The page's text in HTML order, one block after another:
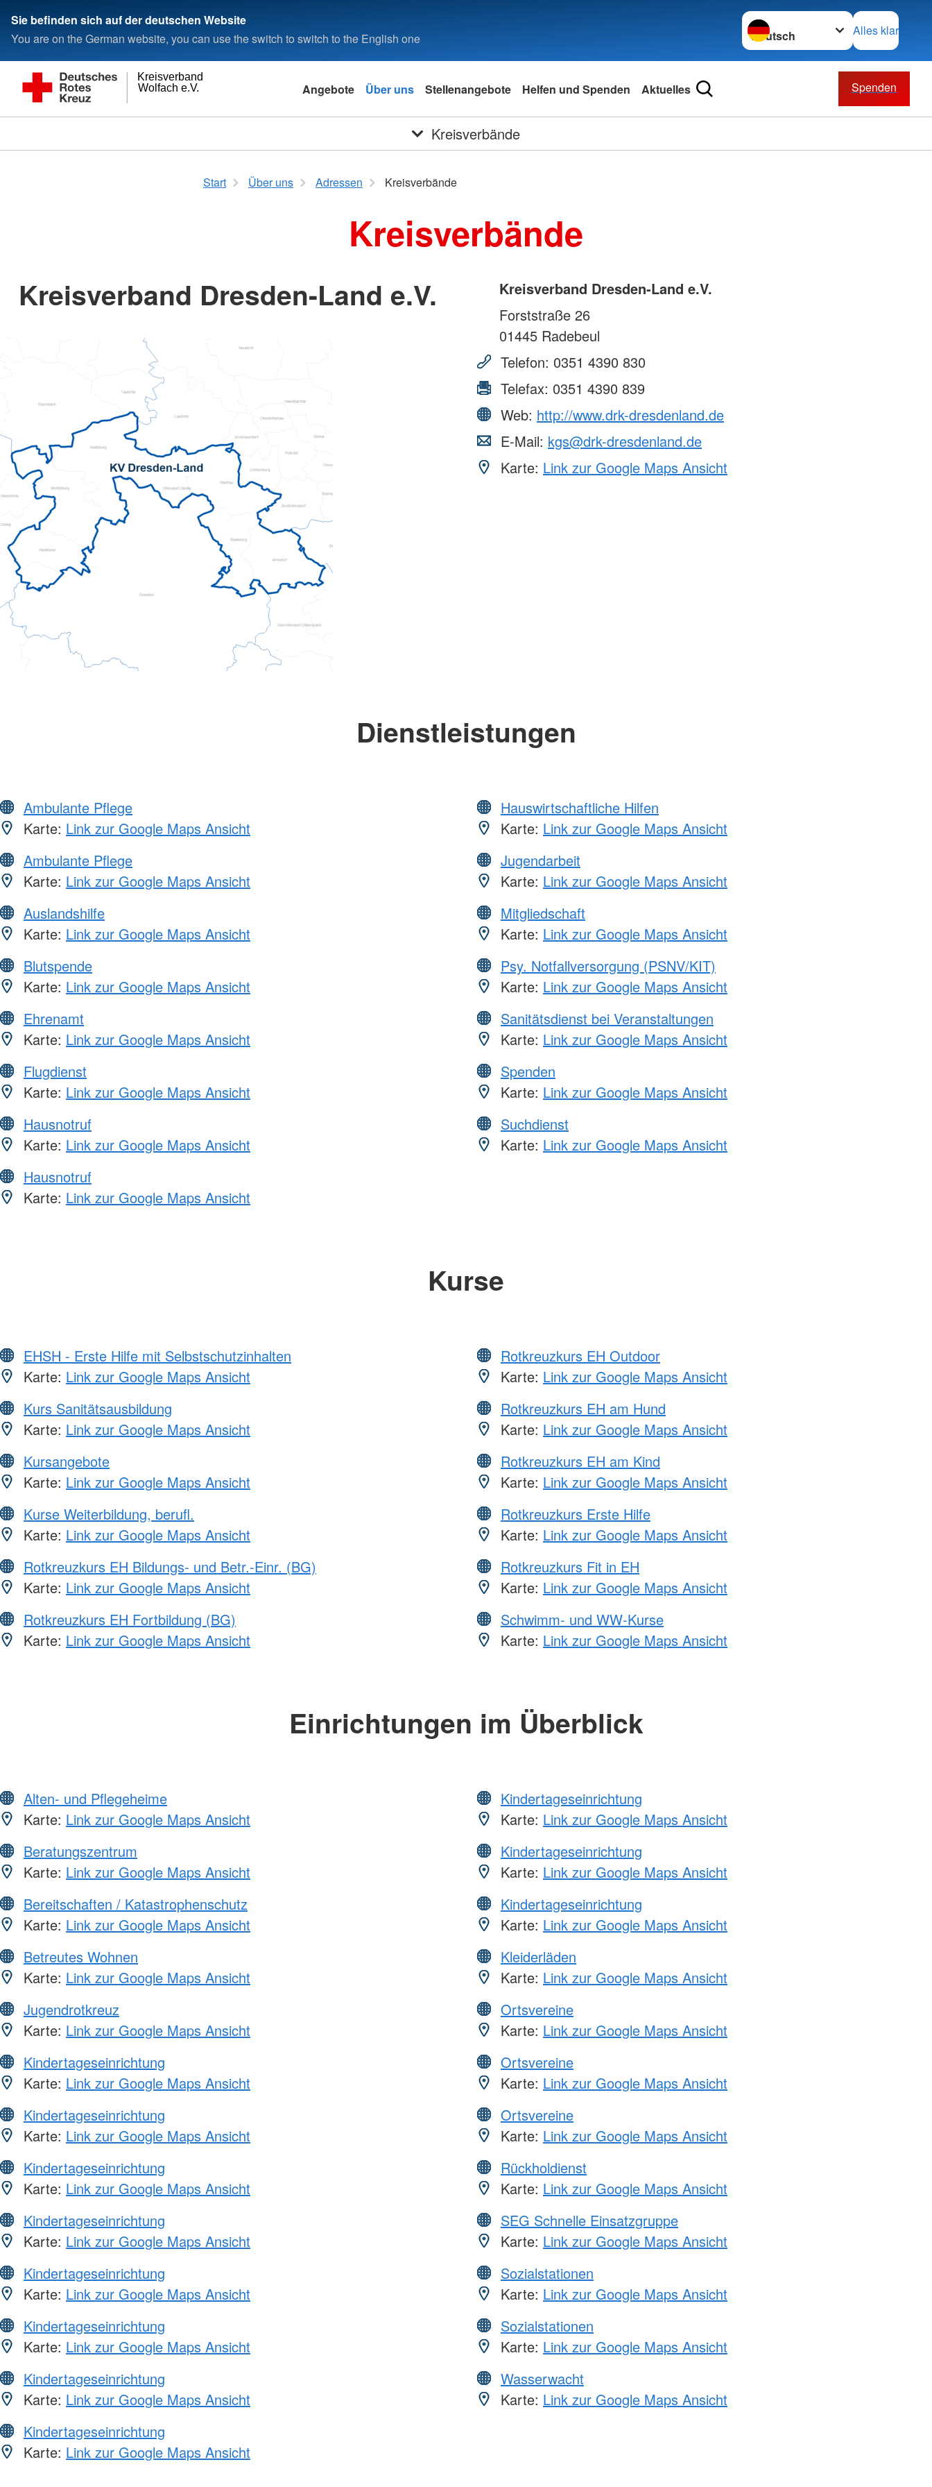
Sie befinden sich auf der deutschen Website
You are on the German website, you can use the switch to switch to the English one
Sprache wechseln zu
Alles klar
Wolfach e.V.
Kreisverband
Angebote Über uns Stellenangebote Helfen und Spenden Aktuelles Spenden
Kreisverbände
Start Über uns Adressen Kreisverbände
Kreisverbände
Kreisverband Dresden-Land e.V.
Kreisverband Dresden-Land e.V.
Forststraße 26
01445 Radebeul
Telefon: 0351 4390 830
Telefax: 0351 4390 839
Web: http://www.drk-dresdenland.de
E-Mail: kgs@drk-dresdenland.de
Karte: Link zur Google Maps Ansicht
Dienstleistungen
Ambulante Pflege
Karte: Link zur Google Maps Ansicht
Ambulante Pflege
Karte: Link zur Google Maps Ansicht
Auslandshilfe
Karte: Link zur Google Maps Ansicht
Blutspende
Karte: Link zur Google Maps Ansicht
Ehrenamt
Karte: Link zur Google Maps Ansicht
Flugdienst
Karte: Link zur Google Maps Ansicht
Hausnotruf
Karte: Link zur Google Maps Ansicht
Hausnotruf
Karte: Link zur Google Maps Ansicht
Hauswirtschaftliche Hilfen
Karte: Link zur Google Maps Ansicht
Jugendarbeit
Karte: Link zur Google Maps Ansicht
Mitgliedschaft
Karte: Link zur Google Maps Ansicht
Psy. Notfallversorgung (PSNV/KIT)
Karte: Link zur Google Maps Ansicht
Sanitätsdienst bei Veranstaltungen
Karte: Link zur Google Maps Ansicht
Spenden
Karte: Link zur Google Maps Ansicht
Suchdienst
Karte: Link zur Google Maps Ansicht
Kurse
EHSH - Erste Hilfe mit Selbstschutzinhalten
Karte: Link zur Google Maps Ansicht
Kurs Sanitätsausbildung
Karte: Link zur Google Maps Ansicht
Kursangebote
Karte: Link zur Google Maps Ansicht
Kurse Weiterbildung, berufl.
Karte: Link zur Google Maps Ansicht
Rotkreuzkurs EH Bildungs- und Betr.-Einr. (BG)
Karte: Link zur Google Maps Ansicht
Rotkreuzkurs EH Fortbildung (BG)
Karte: Link zur Google Maps Ansicht
Rotkreuzkurs EH Outdoor
Karte: Link zur Google Maps Ansicht
Rotkreuzkurs EH am Hund
Karte: Link zur Google Maps Ansicht
Rotkreuzkurs EH am Kind
Karte: Link zur Google Maps Ansicht
Rotkreuzkurs Erste Hilfe
Karte: Link zur Google Maps Ansicht
Rotkreuzkurs Fit in EH
Karte: Link zur Google Maps Ansicht
Schwimm- und WW-Kurse
Karte: Link zur Google Maps Ansicht
Einrichtungen im Überblick
Alten- und Pflegeheime
Karte: Link zur Google Maps Ansicht
Beratungszentrum
Karte: Link zur Google Maps Ansicht
Bereitschaften / Katastrophenschutz
Karte: Link zur Google Maps Ansicht
Betreutes Wohnen
Karte: Link zur Google Maps Ansicht
Jugendrotkreuz
Karte: Link zur Google Maps Ansicht
Kindertageseinrichtung
Karte: Link zur Google Maps Ansicht
Kindertageseinrichtung
Karte: Link zur Google Maps Ansicht
Kindertageseinrichtung
Karte: Link zur Google Maps Ansicht
Kindertageseinrichtung
Karte: Link zur Google Maps Ansicht
Kindertageseinrichtung
Karte: Link zur Google Maps Ansicht
Kindertageseinrichtung
Karte: Link zur Google Maps Ansicht
Kindertageseinrichtung
Karte: Link zur Google Maps Ansicht
Kindertageseinrichtung
Karte: Link zur Google Maps Ansicht
Kindertageseinrichtung
Karte: Link zur Google Maps Ansicht
Kindertageseinrichtung
Karte: Link zur Google Maps Ansicht
Kindertageseinrichtung
Karte: Link zur Google Maps Ansicht
Kleiderläden
Karte: Link zur Google Maps Ansicht
Ortsvereine
Karte: Link zur Google Maps Ansicht
Ortsvereine
Karte: Link zur Google Maps Ansicht
Ortsvereine
Karte: Link zur Google Maps Ansicht
Rückholdienst
Karte: Link zur Google Maps Ansicht
SEG Schnelle Einsatzgruppe
Karte: Link zur Google Maps Ansicht
Sozialstationen
Karte: Link zur Google Maps Ansicht
Sozialstationen
Karte: Link zur Google Maps Ansicht
Wasserwacht
Karte: Link zur Google Maps Ansicht